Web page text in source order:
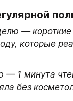
— короткие
которые
— 1 минута
без